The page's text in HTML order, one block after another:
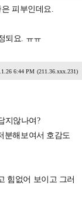
피부인데요.
되요. ㅠㅠ
6:44 PM (211.36.xxx.231)
지않나여?
분해보여서 호감도
힘없어 보이고 그러